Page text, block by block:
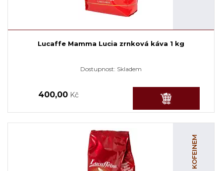
Lucaffe Mamma Lucia zrnková káva 1 kg
Dostupnost: Skladem
400,00 Kč